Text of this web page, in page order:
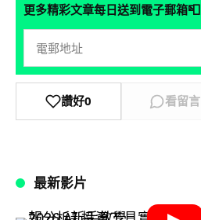
更多精彩文章每日送到電子郵箱📮
讚好0 看留言
最新影片